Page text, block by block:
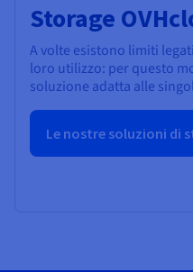
Storage
A volte esistono limiti
loro utilizzo: per questo
soluzione adatta alle
Le nostre soluzioni di